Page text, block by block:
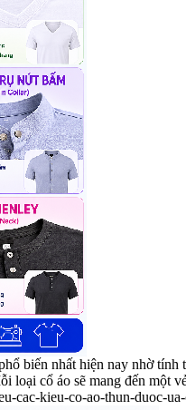
biến nhất hiện nay nhờ
loại cổ áo sẽ mang đến
cac-kieu-co-ao-thun-duoc-